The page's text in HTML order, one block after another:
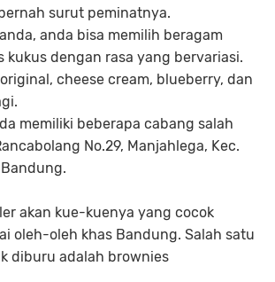
surut peminatnya.
anda bisa memilih beragam
kukus dengan rasa yang bervariasi.
cheese cream, blueberry, dan
memiliki beberapa cabang salah
No.29, Manjahlega, Kec.
akan kue-kuenya yang cocok
oleh-oleh khas Bandung. Salah satu
diburu adalah brownies